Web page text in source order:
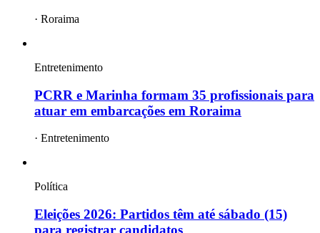
· Roraima
Entretenimento
PCRR e Marinha formam 35 profissionais para
atuar em embarcações em Roraima
· Entretenimento
Política
Eleições 2026: Partidos têm até sábado (15)
para registrar candidatos